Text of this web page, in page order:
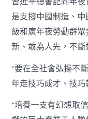
是支撐中國制造、
級和廣年夜勞動群
新、敢為人先，不斷
“要在全社會弘揚不
年走技巧成才、技巧
“培養一支有幻想取